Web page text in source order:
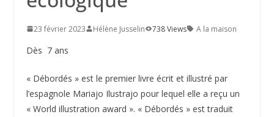
23 février 2023 Hélène Jusselin 738 Views A la maison
Dès 7 ans
« Débordés » est le premier livre écrit et illustré par
l’espagnole Mariajo Ilustrajo pour lequel elle a reçu un
« World illustration award ». « Débordés » est traduit